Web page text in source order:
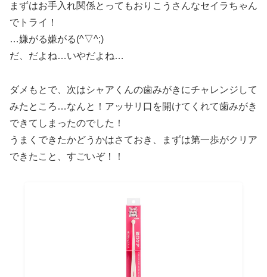
まずはお手入れ関係とってもおりこうさんなセイラちゃん
でトライ！
…嫌がる嫌がる(^▽^;)
だ、だよね…いやだよね…
ダメもとで、次はシャアくんの歯みがきにチャレンジして
みたところ…なんと！アッサリ口を開けてくれて歯みがき
できてしまったのでした！
うまくできたかどうかはさておき、まずは第一歩がクリア
できたこと、すごいぞ！！